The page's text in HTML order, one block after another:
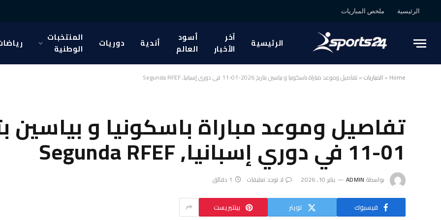
الرئيسية ملخص المباريات
الرئيسية
آخر
الأخبار
أسود
العالم
أندية دوريات
المنتخبات
الوطنية
Home
» المباريات»تفاصيل وموعد مباراة باسكونيا و بياسين بتاريخ 2026-01-11 في دوري إسبانيا, Segunda RFEF
01-11 في دوري إسبانيا, Segunda RFEF
بواسطة ADMIN يناير 10, 2026 لا توجد تعليقات 1 دقائق
فيسبوك تويتر بينتيريست